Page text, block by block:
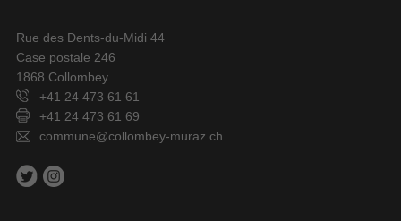
Rue des Dents-du-Midi 44
Case postale 246
1868 Collombey
+41 24 473 61 61
+41 24 473 61 69
commune@collombey-muraz.ch